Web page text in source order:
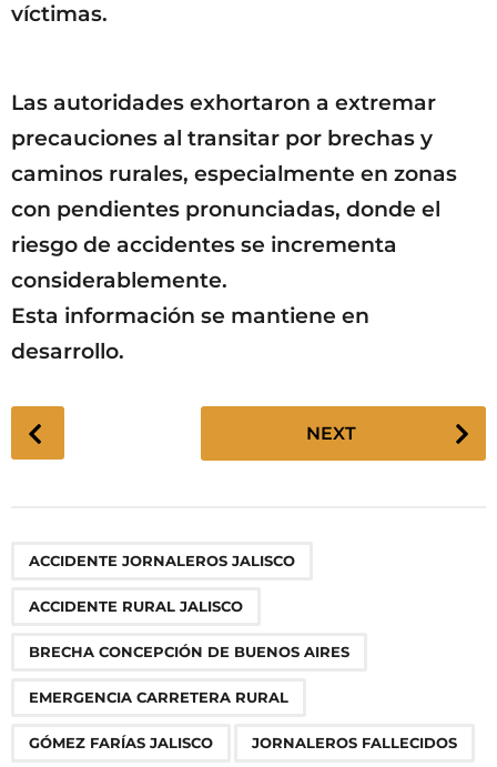
víctimas.
Las autoridades exhortaron a extremar
precauciones al transitar por brechas y
caminos rurales, especialmente en zonas
con pendientes pronunciadas, donde el
riesgo de accidentes se incrementa
considerablemente.
Esta información se mantiene en
desarrollo.
P
o
g
NEXT
ACCIDENTE JORNALEROS JALISCO
ACCIDENTE RURAL JALISCO
BRECHA CONCEPCIÓN DE BUENOS AIRES
EMERGENCIA CARRETERA RURAL
GÓMEZ FARÍAS JALISCO JORNALEROS FALLECIDOS